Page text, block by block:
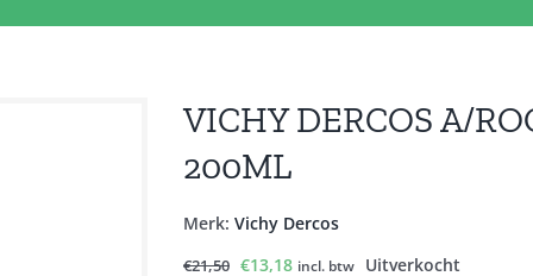
VICHY DERCOS A/
200ML
Merk: Vichy Dercos
€21,50 Oorspronkelijke
€13,18Huidige
incl. btw Uitverkocht